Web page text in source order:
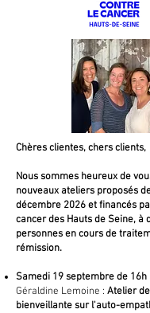
Chères clientes, chers clients,
Nous sommes heureux de
nouveaux ateliers proposés
décembre 2026 et financés
cancer des Hauts de Seine, à
personnes en cours de
rémission.
​Samedi 19 septembre de 16h
Géraldine Lemoine : Atelier
bienveillante sur l'auto-